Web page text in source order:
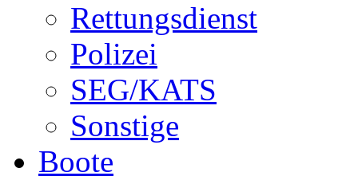
Rettungsdienst
Polizei
SEG/KATS
Sonstige
Boote